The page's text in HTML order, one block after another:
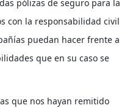
pólizas de seguro para la
con la responsabilidad civil
puedan hacer frente a
que en su caso se
que nos hayan remitido